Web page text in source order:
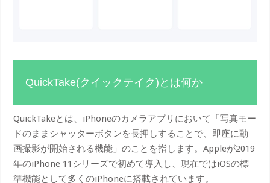
QuickTake(クイックテイク)とは何か
QuickTakeとは、iPhoneのカメラアプリにおいて「写真モー
ドのままシャッターボタンを長押しすることで、即座に動
画撮影が開始される機能」のことを指します。Appleが2019
年のiPhone 11シリーズで初めて導入し、現在ではiOSの標
準機能として多くのiPhoneに搭載されています。